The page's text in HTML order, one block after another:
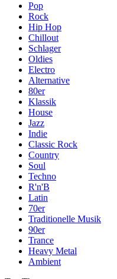
Pop
Rock
Hip Hop
Chillout
Schlager
Oldies
Electro
Alternative
80er
Klassik
House
Jazz
Indie
Classic Rock
Country
Soul
Techno
R'n'B
Latin
70er
Traditionelle Musik
90er
Trance
Heavy Metal
Ambient